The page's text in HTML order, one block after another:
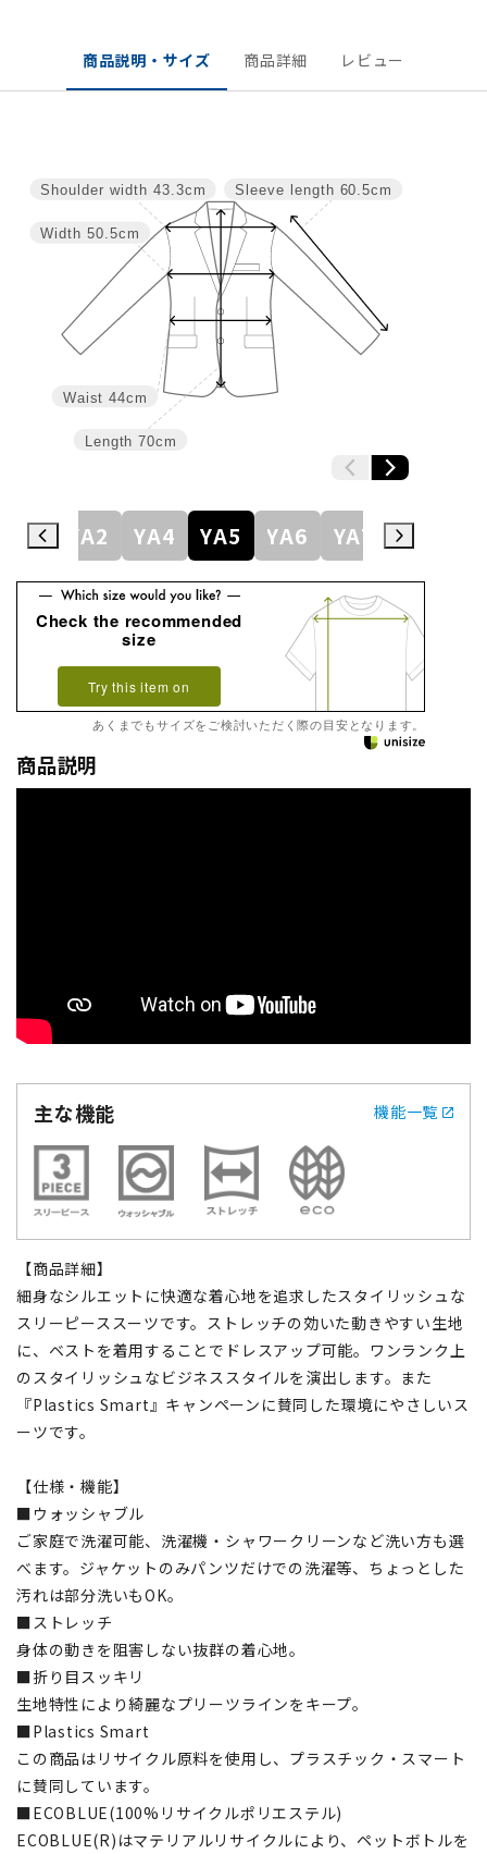
商品説明・サイズ 商品詳細 レビュー
Sleeve length 60.5cm
Length 70cm
Waist 44cm
Width 50.5cm
Shoulder width 43.3cm
YA1 YA2 YA4 YA5 YA6 YA7 YA8
Check the recommended
size
Try this item on
あくまでもサイズをご検討いただく際の目安となります。
商品説明
主な機能 機能一覧
【商品詳細】
細身なシルエットに快適な着心地を追求したスタイリッシュな
スリーピーススーツです。ストレッチの効いた動きやすい生地
に、ベストを着用することでドレスアップ可能。ワンランク上
のスタイリッシュなビジネススタイルを演出します。また
『Plastics Smart』キャンペーンに賛同した環境にやさしいス
ーツです。
【仕様・機能】
■ウォッシャブル
ご家庭で洗濯可能、洗濯機・シャワークリーンなど洗い方も選
べます。ジャケットのみパンツだけでの洗濯等、ちょっとした
汚れは部分洗いもOK。
■ストレッチ
身体の動きを阻害しない抜群の着心地。
■折り目スッキリ
生地特性により綺麗なプリーツラインをキープ。
■Plastics Smart
この商品はリサイクル原料を使用し、プラスチック・スマート
に賛同しています。
■ECOBLUE(100%リサイクルポリエステル)
ECOBLUE(R)はマテリアルリサイクルにより、ペットボトルを